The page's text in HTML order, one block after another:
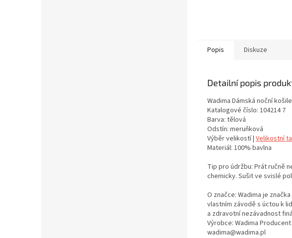
Popis Diskuze
Detailní popis
Wadima Dámská noční
Katalogové číslo: 104214 7
Barva: tělová
Odstín: meruňková
Výběr velikostí | Velikostní
Materiál: 100% bavlna
Tip pro údržbu: Prát ručně
chemicky. Sušit ve svislé
O značce: Wadima je
vlastním závodě s úctou k
a zdravotní nezávadnost
Výrobce: Wadima
wadima@wadima.pl